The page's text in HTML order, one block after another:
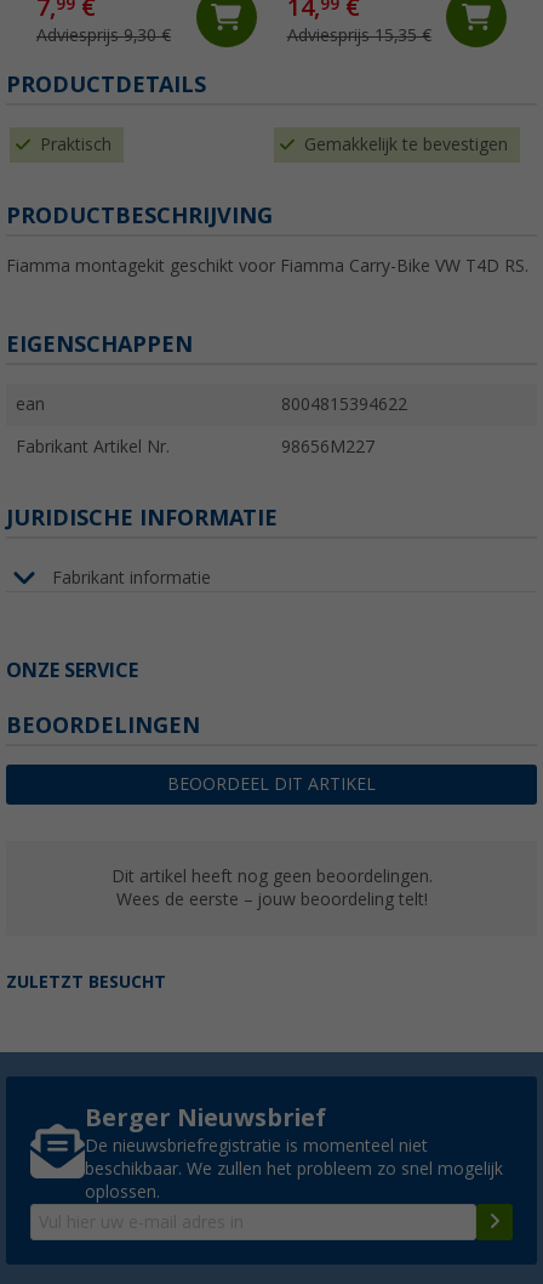
7,99 €
Adviesprijs 9,30 €
14,99€
Adviesprijs 15,35 €
PRODUCTDETAILS
Praktisch Gemakkelijk te bevestigen
PRODUCTBESCHRIJVING
Fiamma montagekit geschikt voor Fiamma Carry-Bike VW T4D RS.
EIGENSCHAPPEN
ean 8004815394622
Fabrikant Artikel Nr. 98656M227
JURIDISCHE INFORMATIE
Fabrikant informatie
ONZE SERVICE
BEOORDELINGEN
BEOORDEEL DIT ARTIKEL
Dit artikel heeft nog geen beoordelingen.
Wees de eerste – jouw beoordeling telt!
ZULETZT BESUCHT
Berger Nieuwsbrief
De nieuwsbriefregistratie is momenteel niet
beschikbaar. We zullen het probleem zo snel mogelijk
oplossen.